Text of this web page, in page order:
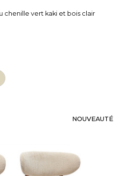
chenille vert kaki et bois clair
NOUVEAUTÉ